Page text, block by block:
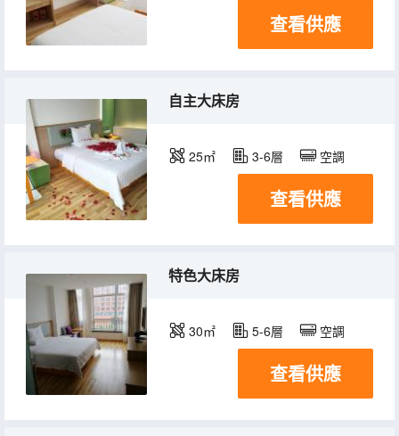
查看供應
自主大床房
25㎡ 3-6層 空調
查看供應
特色大床房
30㎡ 5-6層 空調
查看供應